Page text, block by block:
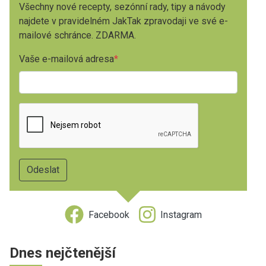
Všechny nové recepty, sezónní rady, tipy a návody
najdete v pravidelném JakTak zpravodaji ve své e-
mailové schránce. ZDARMA.
Vaše e-mailová adresa
Facebook Instagram
Dnes nejčtenější